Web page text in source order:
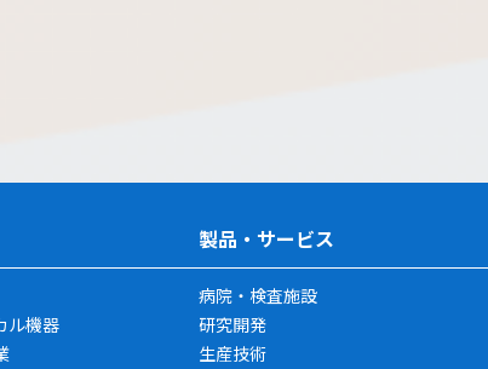
ル機器
製品・サービス
病院・検査施設
研究開発
生産技術